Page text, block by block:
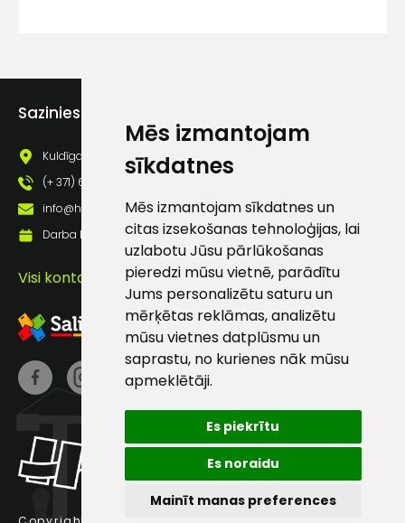
Mēs izmantojam
sīkdatnes
Mēs izmantojam sīkdatnes un
citas izsekošanas tehnoloģijas, lai
uzlabotu Jūsu pārlūkošanas
pieredzi mūsu vietnē, parādītu
Jums personalizētu saturu un
mērķētas reklāmas, analizētu
mūsu vietnes datplūsmu un
saprastu, no kurienes nāk mūsu
apmeklētāji.
Es piekrītu
Es noraidu
Mainīt manas preferences
Sazinies ar mums
Kuldīgas iela 69a, Saldus, Saldus nov., LV - 3801
(+ 371) 63 881 186
info@hards.lv
Darba laiks: Darbadienās: 8:00 - 17:00
Visi kontakti
pastā
Sūtīt ziņojumu
Klientu
atbalsts
Darbdienās:
8:00 – 17:00
186
info@hards.lv